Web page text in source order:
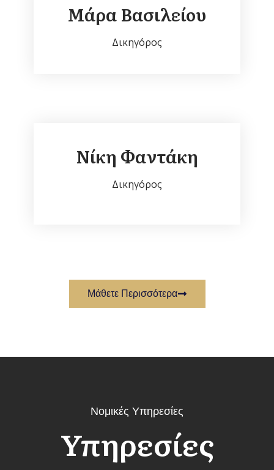
Μάρα Βασιλείου
Δικηγόρος
Νίκη Φαντάκη
Δικηγόρος
Μάθετε Περισσότερα
Νομικές Υπηρεσίες
Υπηρεσίες